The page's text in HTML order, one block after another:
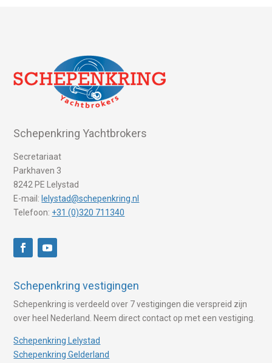
Schepenkring Yachtbrokers
Secretariaat
Parkhaven 3
8242 PE Lelystad
E-mail: lelystad@schepenkring.nl
Telefoon: +31 (0)320 711340
Schepenkring vestigingen
Schepenkring is verdeeld over 7 vestigingen die verspreid zijn
over heel Nederland. Neem direct contact op met een vestiging.
Schepenkring Lelystad
Schepenkring Gelderland